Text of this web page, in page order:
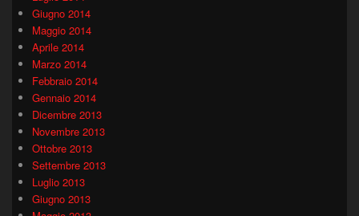
Giugno 2014
Maggio 2014
Aprile 2014
Marzo 2014
Febbraio 2014
Gennaio 2014
Dicembre 2013
Novembre 2013
Ottobre 2013
Settembre 2013
Luglio 2013
Giugno 2013